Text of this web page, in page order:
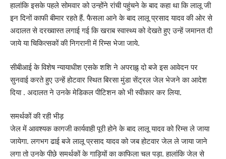
हालांकि इसके पहले सोमवार को उन्होंने रांची पहुंचने के बाद कहा था कि लालू जी
इन दिनों काफी बीमार रहते हैं. फैसला आने के बाद लालू प्रसाद यादव की ओर से
अदालत से दरख्वास्त लगाई गई कि खराब स्वास्थ्य को देखते हुए उन्हें जमानत दी
जाये या चिकित्सकों की निगरानी में रिम्स भेजा जाये.
सीबीआई के विशेष न्यायाधीश एसके शशि ने अपराह्न् दो बजे इस आवेदन पर
सुनवाई करते हुए उन्हें होटवार स्थित बिरसा मुंडा सेंट्रल जेल भेजने का आदेश
दिया . अदालत ने उनके मेडिकल पीटिशन को भी स्वीकार कर लिया.
समर्थकों की रही भीड़
जेल में आवश्यक कागजी कार्यवाही पूरी होने के बाद लालू यादव को रिम्स ले जाया
जायेगा. लगभग ढाई बजे लालू प्रसाद यादव को जब होटवार जेल ले जाया जाने
लगा तो उनके पीछे समर्थकों के गाड़ियों का काफिला चल पड़ा. हालांकि जेल से